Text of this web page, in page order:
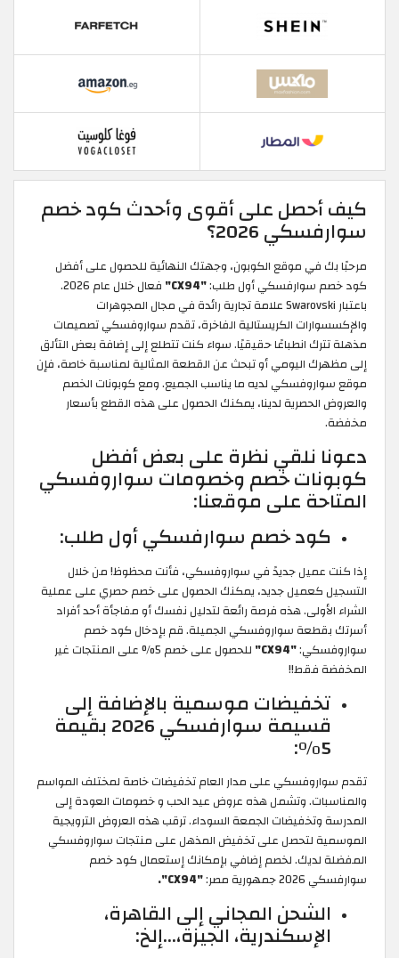
كيف أحصل على أقوى وأحدث كود خصم
سوارفسكي 2026؟
مرحبًا بك في موقع الكوبون، وجهتك النهائية للحصول على أفضل
كود خصم سوارفسكي أول طلب:"CX94"
فعال خلال عام 2026.
باعتبار Swarovski علامة تجارية رائدة في مجال المجوهرات
والإكسسوارات الكريستالية الفاخرة، تقدم سواروفسكي تصميمات
مذهلة تترك انطباعًا حقيقيًا. سواء كنت تتطلع إلى إضافة بعض التألق
إلى مظهرك اليومي أو تبحث عن القطعة المثالية لمناسبة خاصة، فإن
موقع سواروفسكي لديه ما يناسب الجميع. ومع كوبونات الخصم
والعروض الحصرية لدينا، يمكنك الحصول على هذه القطع بأسعار
مخفضة.
دعونا نلقي نظرة على بعض أفضل
كوبونات خصم وخصومات سواروفسكي
المتاحة على موقعنا:
كود خصم سوارفسكي أول طلب:
إذا كنت عميل جديدً في سواروفسكي، فأنت محظوظ! من خلال
التسجيل كعميل جديد، يمكنك الحصول على خصم حصري على عملية
الشراء الأولى. هذه فرصة رائعة لتدليل نفسك أو مفاجأة أحد أفراد
أسرتك بقطعة سواروفسكي الجميلة. قم بإدخال كود خصم
سواروفسكي:"CX94"
للحصول على خصم 5% على المنتجات غير
المخفضة فقط!!
تخفيضات موسمية بالإضافة إلى
قسيمة سوارفسكي 2026 بقيمة
5%:
تقدم سواروفسكي على مدار العام تخفيضات خاصة لمختلف المواسم
والمناسبات. وتشمل هذه عروض عيد الحب و خصومات العودة إلى
المدرسة وتخفيضات الجمعة السوداء. ترقب هذه العروض الترويجية
الموسمية لتحصل على تخفيض المذهل على منتجات سواروفسكي
المفضلة لديك. لخصم إضافي بإمكانك إستعمال كود خصم
سوارفسكي 2026 جمهورية مصر:
"CX94".
الشحن المجاني إلى القاهرة،
الإسكندرية، الجيزة،...إلخ: